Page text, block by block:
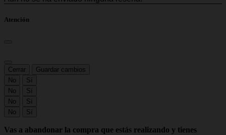
Atención
Cerrar
Guardar cambios
No
Sí
No
Sí
No
Sí
No
Sí
Vas a abandonar la compra que estás realizando y tienes